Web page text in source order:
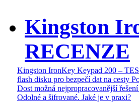
Kingston
RECENZE
Kingston IronKey Keypad 200 –
flash disku pro bezpečí dat na cesty
Dost možná nejpropracovanější
Odolné a šifrované. Jaké je v praxi?